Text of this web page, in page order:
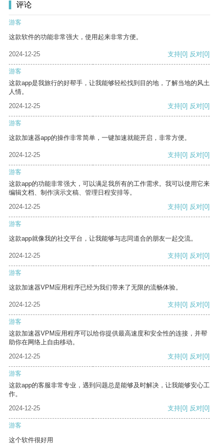
评论
游客
这款软件的功能非常强大，使用起来非常方便。
2024-12-25 支持[0] 反对[0]
游客
这款app是我旅行的好帮手，让我能够轻松找到目的地，了解当地的风土
人情。
2024-12-25
支持[0] 反对[0]
游客
这款加速器app的操作非常简单，一键加速就能开启，非常方便。
2024-12-25 支持[0] 反对[0]
游客
这款app的功能非常强大，可以满足我所有的工作需求。我可以使用它来
编辑文档、制作演示文稿、管理日程安排等。
2024-12-25
支持[0] 反对[0]
游客
这款app就像我的社交平台，让我能够与志同道合的朋友一起交流。
2024-12-25 支持[0] 反对[0]
游客
这款加速器VPM应用程序已经为我们带来了无限的流畅体验。
2024-12-25 支持[0] 反对[0]
游客
这款加速器VPM应用程序可以给你提供最高速度和安全性的连接，并帮
助你在网络上自由移动。
2024-12-25
支持[0] 反对[0]
游客
这款app的客服非常专业，遇到问题总是能够及时解决，让我能够安心工
作。
2024-12-25
支持[0] 反对[0]
游客
这个软件很好用